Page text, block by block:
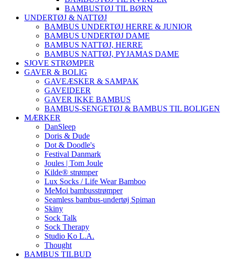
BAMBUSTØJ TIL BØRN
UNDERTØJ & NATTØJ
BAMBUS UNDERTØJ HERRE & JUNIOR
BAMBUS UNDERTØJ DAME
BAMBUS NATTØJ, HERRE
BAMBUS NATTØJ, PYJAMAS DAME
SJOVE STRØMPER
GAVER & BOLIG
GAVEÆSKER & SAMPAK
GAVEIDEER
GAVER IKKE BAMBUS
BAMBUS-SENGETØJ & BAMBUS TIL BOLIGEN
MÆRKER
DanSleep
Doris & Dude
Dot & Doodle's
Festival Danmark
Joules | Tom Joule
Kilde® strømper
Lux Socks / Life Wear Bamboo
MeMoi bambusstrømper
Seamless bambus-undertøj Spiman
Skiny
Sock Talk
Sock Therapy
Studio Ko L.A.
Thought
BAMBUS TILBUD